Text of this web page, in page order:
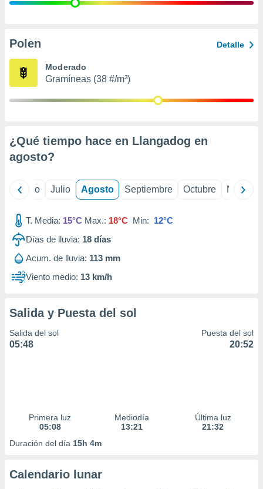
e
publicidad
Polen Detalle
Moderado
Gramíneas (38 #/m³)
¿Qué tiempo hace en Llangadog en
agosto?
Junio Julio Agosto Septiembre Octubre
T. Media: 15°C Max.: 18°C Min: 12°C
Días de lluvia: 18 días
Acum. de lluvia: 113 mm
Viento medio: 13 km/h
Salida y Puesta del sol
Salida del sol
05:48
Puesta del sol
20:52
Primera luz
05:08
Mediodía
13:21
Última luz
21:32
Duración del día 15h 4m
Calendario lunar